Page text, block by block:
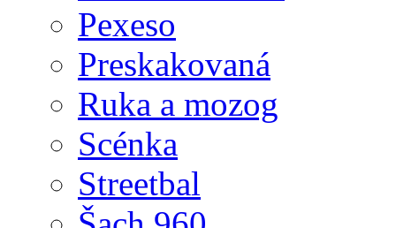
Pexeso
Preskakovaná
Ruka a mozog
Scénka
Streetbal